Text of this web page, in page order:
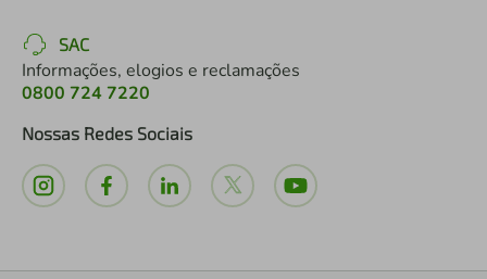
SAC
Informações, elogios e reclamações
0800 724 7220
Nossas Redes Sociais